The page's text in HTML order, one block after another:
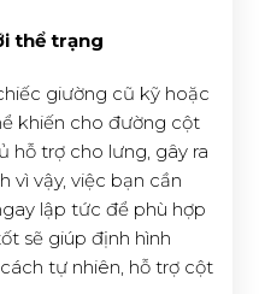
thể trạng
giường cũ kỹ hoặc
khiến cho đường cột
hỗ trợ cho lưng, gây ra
vì vậy, việc bạn cần
lập tức để phù hợp
sẽ giúp định hình
tự nhiên, hỗ trợ cột